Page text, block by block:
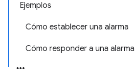
Ejemplos
Cómo establecer una alarma
Cómo responder a una alarma